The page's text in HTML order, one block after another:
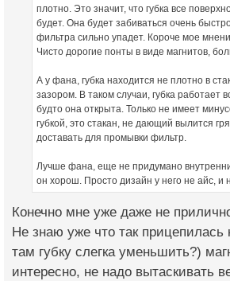
плотно. Это значит, что губка все
будет. Она будет забиваться очень
фильтра сильно упадет. Короче мое
Чисто дорогие понты в виде магнитов,
А у фана, губка находится не плотно в
зазором. В таком случаи, губка работает
будто она открыта. Только не имеет
губкой, это стакан, не дающий вылится
доставать для промывки фильтр.
Лучше фана, еще не придумано
он хорош. Просто дизайн у него не айс, и
Конечно мне уже даже не
Не знаю уже что так прицепилась
там губку слегка уменьшить?)
интересно, не надо вытаскивать